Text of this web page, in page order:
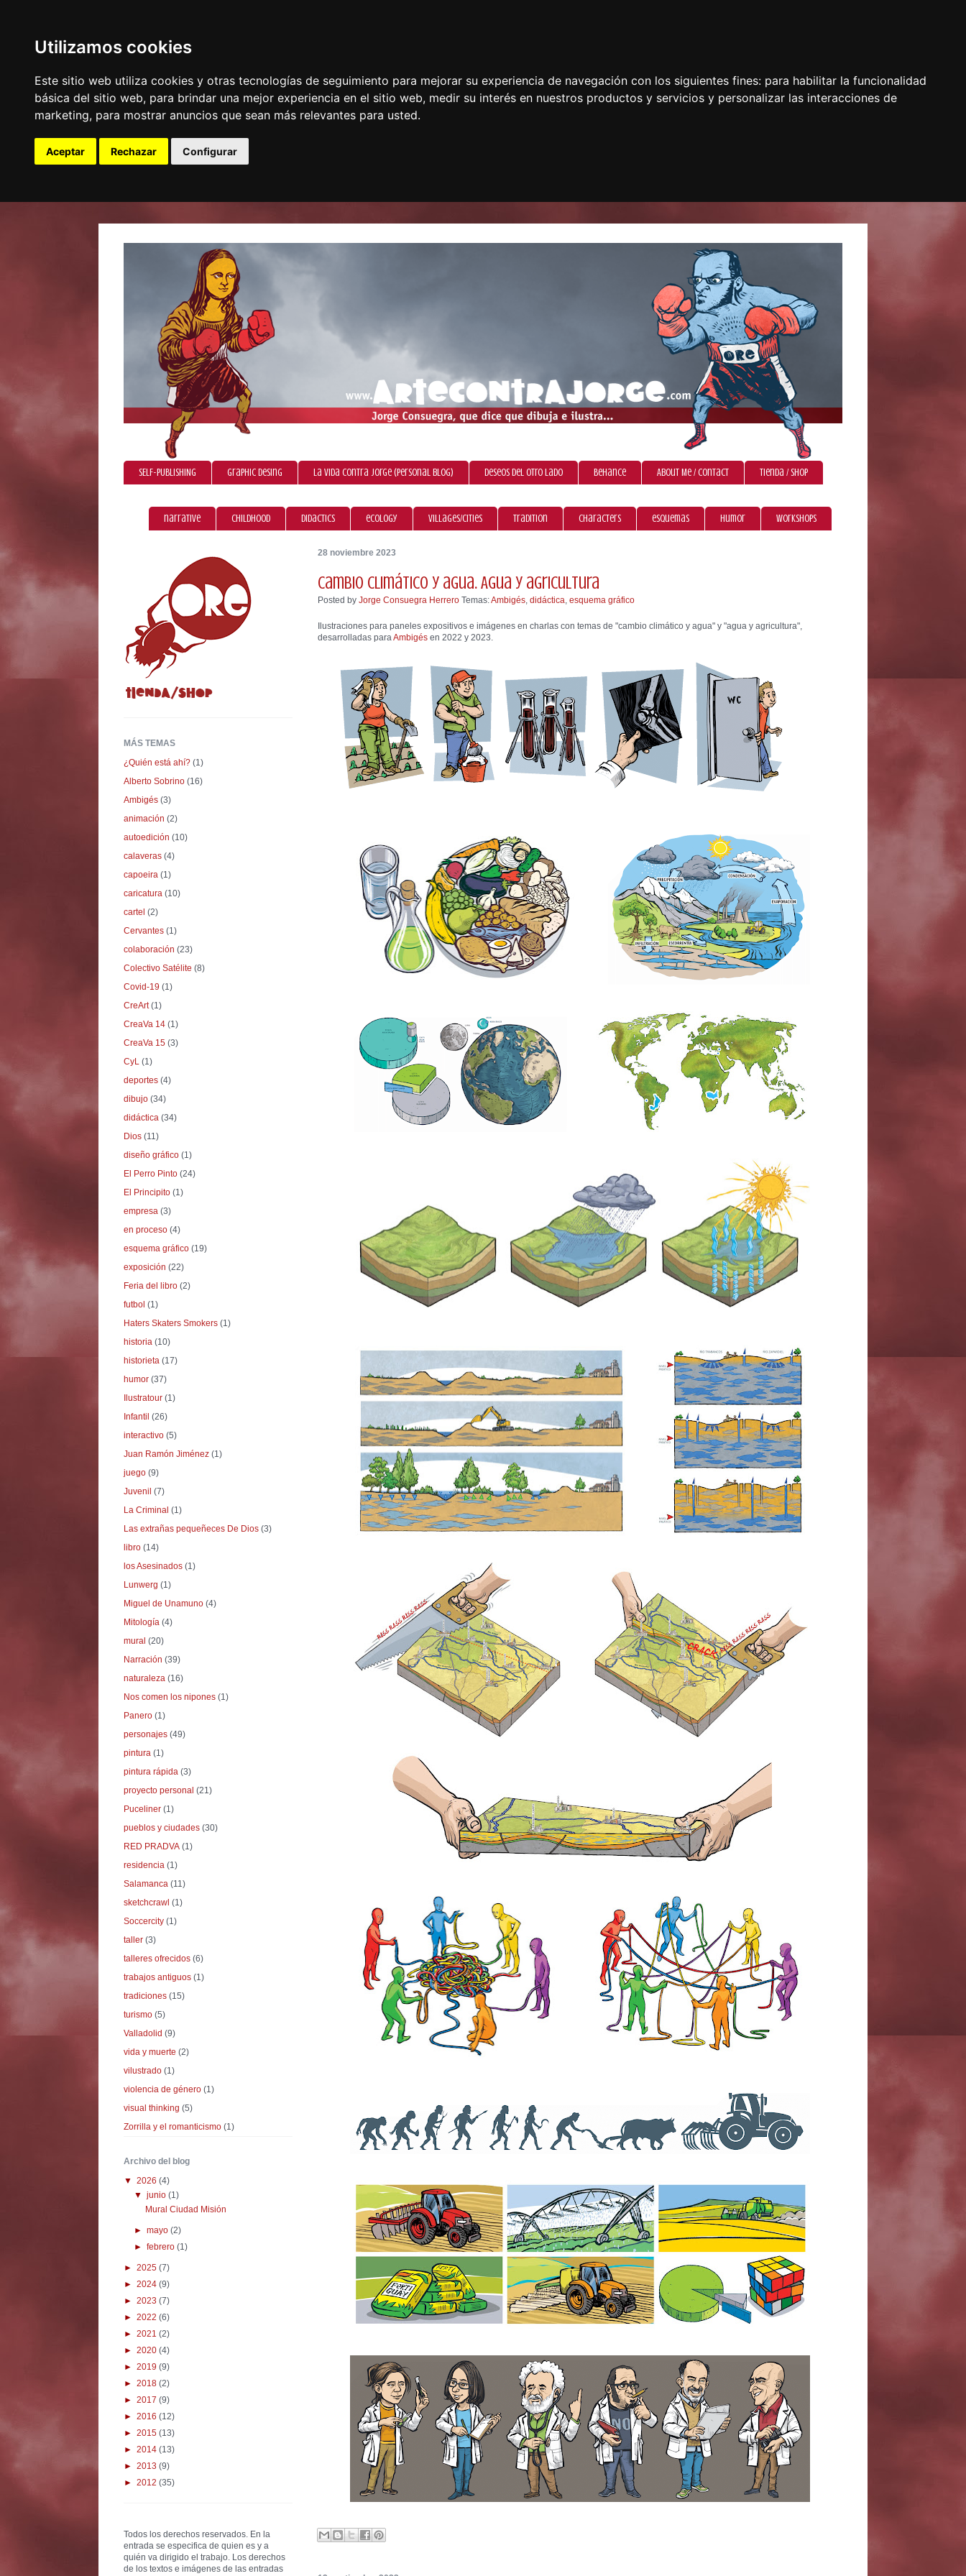
Utilizamos cookies
Este sitio web utiliza cookies y otras tecnologías de seguimiento para mejorar su experiencia de navegación con los siguientes fines: para habilitar la funcionalidad
básica del sitio web, para brindar una mejor experiencia en el sitio web, medir su interés en nuestros productos y servicios y personalizar las interacciones de
marketing, para mostrar anuncios que sean más relevantes para usted.
Aceptar Rechazar Configurar
SELF-PUBLISHING graphic desing La vida contra Jorge (personal blog) Deseos del otro lado Behance About Me / Contact Tienda / Shop
narrative childhood didactics ecology villages/cities tradition characters esquemas humor workshops
28 noviembre 2023
Cambio climático y agua. Agua y agricultura
Posted by Jorge Consuegra Herrero Temas:Ambigés didáctica esquema gráfico
Ilustraciones para paneles expositivos e imágenes en charlas con temas de "cambio climático y agua" y "agua y agricultura",
desarrolladas para Ambigés en 2022 y 2023.
MÁS TEMAS
¿Quién está ahí? (1)
Alberto Sobrino (16)
Ambigés (3)
animación (2)
autoedición (10)
calaveras (4)
capoeira (1)
caricatura (10)
cartel (2)
Cervantes (1)
colaboración (23)
Colectivo Satélite (8)
Covid-19 (1)
CreArt (1)
CreaVa 14 (1)
CreaVa 15 (3)
CyL (1)
deportes (4)
dibujo (34)
didáctica (34)
Dios (11)
diseño gráfico (1)
El Perro Pinto (24)
El Principito (1)
empresa (3)
en proceso (4)
esquema gráfico (19)
exposición (22)
Feria del libro (2)
futbol (1)
Haters Skaters Smokers (1)
historia (10)
historieta (17)
humor (37)
Ilustratour (1)
Infantil (26)
interactivo (5)
Juan Ramón Jiménez (1)
juego (9)
Juvenil (7)
La Criminal (1)
Las extrañas pequeñeces De Dios (3)
libro (14)
los Asesinados (1)
Lunwerg (1)
Miguel de Unamuno (4)
Mitología (4)
mural (20)
Narración (39)
naturaleza (16)
Nos comen los nipones (1)
Panero (1)
personajes (49)
pintura (1)
pintura rápida (3)
proyecto personal (21)
Puceliner (1)
pueblos y ciudades (30)
RED PRADVA (1)
residencia (1)
Salamanca (11)
sketchcrawl (1)
Soccercity (1)
taller (3)
talleres ofrecidos (6)
trabajos antiguos (1)
tradiciones (15)
turismo (5)
Valladolid (9)
vida y muerte (2)
vilustrado (1)
violencia de género (1)
visual thinking (5)
Zorrilla y el romanticismo (1)
Archivo del blog
▼ 2026 (4)
▼junio(1)
Mural Ciudad Misión
►mayo(2)
►febrero(1)
► 2025 (7)
► 2024 (9)
► 2023 (7)
► 2022 (6)
► 2021 (2)
► 2020 (4)
► 2019 (9)
► 2018 (2)
► 2017 (9)
► 2016 (12)
► 2015 (13)
► 2014 (13)
► 2013 (9)
► 2012 (35)
Todos los derechos reservados. En la
entrada se especifica de quien es y a
quién va dirigido el trabajo. Los derechos
de los textos e imágenes de las entradas